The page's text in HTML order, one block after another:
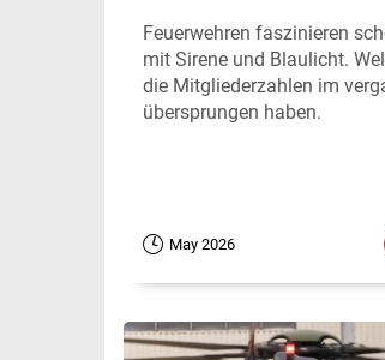
Feuerwehren faszinieren
mit Sirene und Blaulicht.
die Mitgliederzahlen im
übersprungen haben.
May 2026